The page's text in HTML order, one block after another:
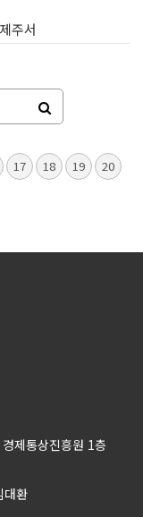
주서
17 18 19 20
제통상진흥원 1층
환